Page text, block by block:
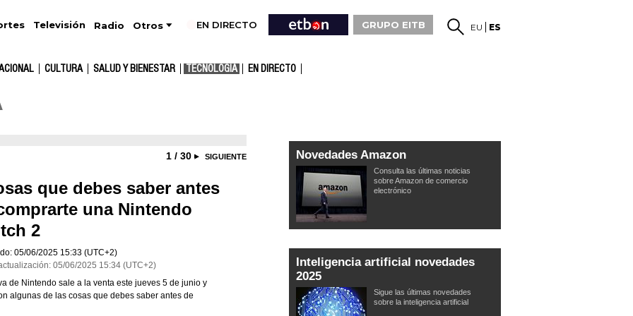
Televisión Radio Otros EN DIRECTO GRUPO EITB EU ES
CULTURA SALUD Y BIENESTAR TECNOLOGÍA EN DIRECTO
1 / 30 SIGUIENTE
que debes saber antes
una Nintendo
2
05/06/2025 15:33 (UTC+2)
05/06/2025 15:34 (UTC+2)
de Nintendo sale a la venta este jueves 5 de junio y
algunas de las cosas que debes saber antes de
Novedades Amazon
Consulta las últimas noticias
sobre Amazon de comercio
electrónico
Inteligencia artificial novedades
2025
Sigue las últimas novedades
sobre la inteligencia artificial